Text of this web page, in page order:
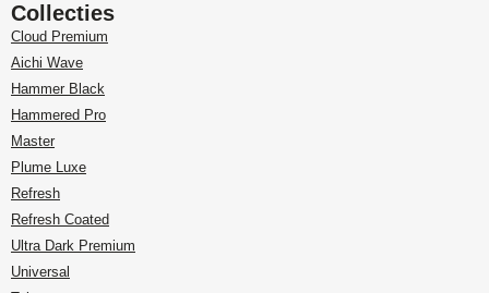
Collecties
Cloud Premium
Aichi Wave
Hammer Black
Hammered Pro
Master
Plume Luxe
Refresh
Refresh Coated
Ultra Dark Premium
Universal